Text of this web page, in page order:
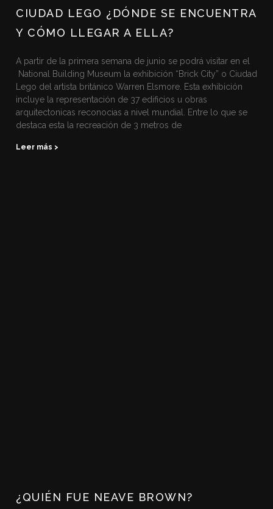
CIUDAD LEGO ¿DÓNDE SE ENCUENTRA
Y CÓMO LLEGAR A ELLA?
A partir de la primera semana de junio se podrá visitar en el
National Building Museum la exhibición “Brick City” o Ciudad
Lego del artista británico Warren Elsmore. Esta exhibición
incluye la representación de 37 edificios u obras
arquitectonicas reconocias a nivel mundial. Entre lo que se
destaca esta la recreación de 3 metros de
Leer más >
¿QUIÉN FUE NEAVE BROWN?